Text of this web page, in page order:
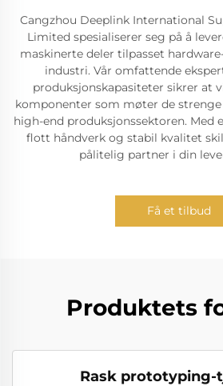
Cangzhou Deeplink International
Limited spesialiserer seg på å
maskinerte deler tilpasset
industri. Vår omfattende
produksjonskapasiteter sikrer at
komponenter som møter de
high-end produksjonssektoren. Med
flott håndverk og stabil kvalitet
pålitelig partner i din
Få et tilbud
Produktets
Rask prototyping-